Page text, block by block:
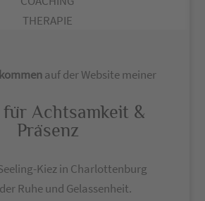
THERAPIE
auf der Website meiner
für Achtsamkeit &
Präsenz
Kiez in Charlottenburg
Ruhe und Gelassenheit.